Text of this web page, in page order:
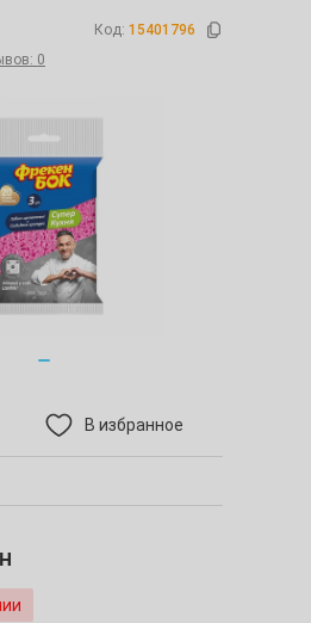
В избранное
Код: 15401796
0